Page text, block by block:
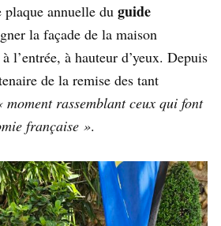
annuelle du guide
la façade de la maison
l’entrée, à hauteur d’yeux. Depuis
de la remise des tant
moment rassemblant ceux qui font
française ».